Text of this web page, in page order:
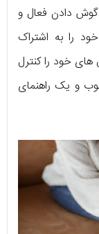
گوش دادن فعال و
را به اشتراک
خود را کنترل
و یک راهنمای